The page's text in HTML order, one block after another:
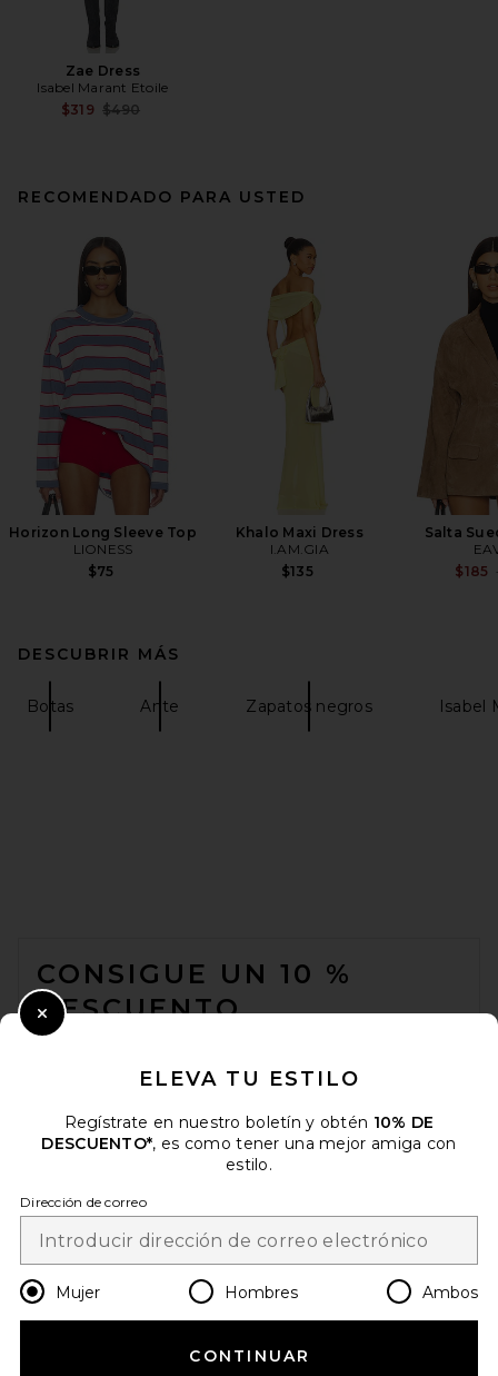
Zae Dress
Isabel Marant Etoile
$319 Previous price:
$490
RECOMENDADO PARA USTED
Horizon Long Sleeve Top
LIONESS
$75
Khalo Maxi Dress
I.AM.GIA
$135
Salta
$185
DESCUBRIR MÁS
Botas Ante Zapatos negros Isabel
CONSIGUE UN 10 %
DESCUENTO
electrónico. Puede retirarse en cualquier momento.
Email Address
Change Country Regions
es USD
¡AYÚDANOS A MEJORAR!
ELEVA TU ESTILO
Regístrate en nuestro boletín y obtén 10% DE
DESCUENTO*, es como tener una mejor amiga con
estilo.
Dirección de correo
Mujer Hombres Ambos
CONTINUAR
Close Modal